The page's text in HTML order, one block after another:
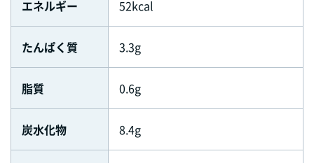
エネルギー 52kcal
たんぱく質 3.3g
脂質 0.6g
炭水化物 8.4g